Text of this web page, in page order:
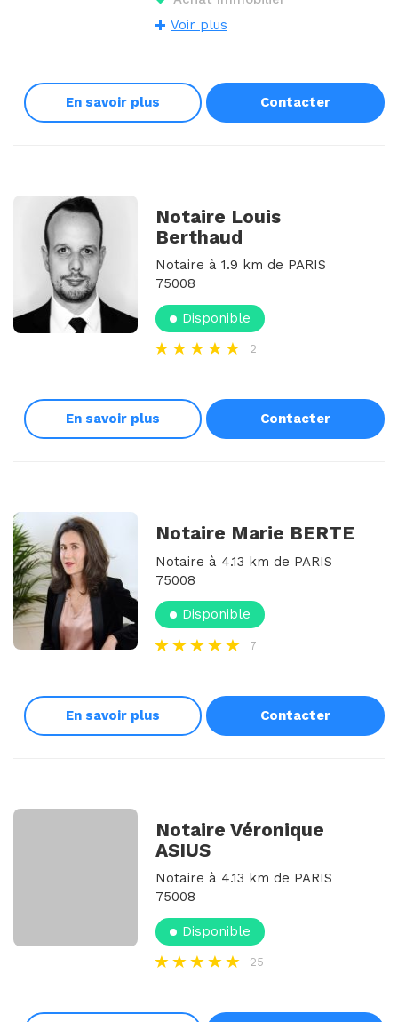
Voir plus
En savoir plus Contacter
Notaire Louis
Berthaud
Notaire à 1.9 km de PARIS
75008
Disponible
2
En savoir plus Contacter
Notaire Marie BERTE
Notaire à 4.13 km de PARIS
75008
Disponible
7
En savoir plus Contacter
Notaire Véronique
ASIUS
Notaire à 4.13 km de PARIS
75008
Disponible
25